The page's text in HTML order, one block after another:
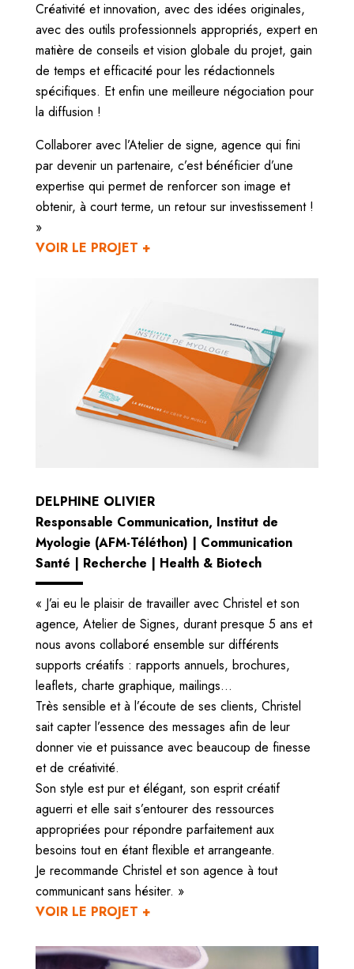
Créativité et innovation, avec des idées originales,
avec des outils professionnels appropriés, expert en
matière de conseils et vision globale du projet, gain
de temps et efficacité pour les rédactionnels
spécifiques. Et enfin une meilleure négociation pour
la diffusion !
Collaborer avec l’Atelier de signe, agence qui fini
par devenir un partenaire, c’est bénéficier d’une
expertise qui permet de renforcer son image et
obtenir, à court terme, un retour sur investissement !
»
VOIR LE PROJET +
DELPHINE OLIVIER
Responsable Communication, Institut de
Myologie (AFM-Téléthon) | Communication
Santé | Recherche | Health & Biotech
« J’ai eu le plaisir de travailler avec Christel et son
agence, Atelier de Signes, durant presque 5 ans et
nous avons collaboré ensemble sur différents
supports créatifs : rapports annuels, brochures,
leaflets, charte graphique, mailings…
Très sensible et à l’écoute de ses clients, Christel
sait capter l’essence des messages afin de leur
donner vie et puissance avec beaucoup de finesse
et de créativité.
Son style est pur et élégant, son esprit créatif
aguerri et elle sait s’entourer des ressources
appropriées pour répondre parfaitement aux
besoins tout en étant flexible et arrangeante.
Je recommande Christel et son agence à tout
communicant sans hésiter. »
VOIR LE PROJET +